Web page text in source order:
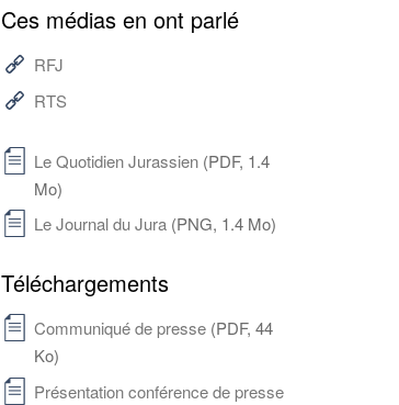
Ces médias en ont parlé
RFJ
RTS
Le Quotidien Jurassien (PDF, 1.4
Mo)
Le Journal du Jura (PNG, 1.4 Mo)
Téléchargements
Communiqué de presse (PDF, 44
Ko)
Présentation conférence de presse